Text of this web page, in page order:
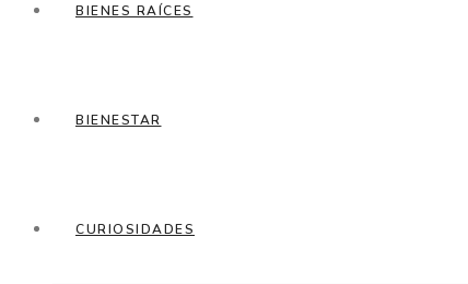
BIENES RAÍCES
BIENESTAR
CURIOSIDADES